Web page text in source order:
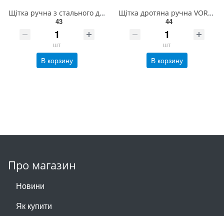
Щітка ручна з стального дроту VOREL, 5 рядів [12/120] 06950
43
шт
В корзину
Щітка дротяна ручна VOREL : латунний дріт, пластикова ручка [25/100] 06965
44
шт
В корзину
Про магазин
Новини
Як купити